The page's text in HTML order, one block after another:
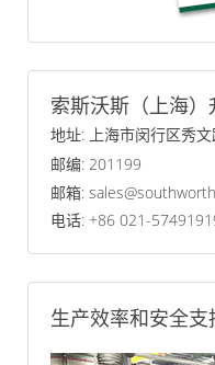
索斯沃斯（上海
地址: 上海市闵行区秀
邮编: 201199
邮箱:
电话: +86 021-
生产效率和安全支